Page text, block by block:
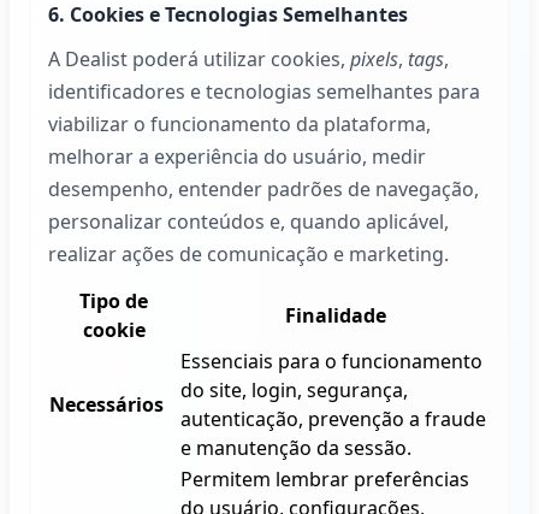
6. Cookies e Tecnologias Semelhantes
A Dealist poderá utilizar cookies, pixels, tags,
identificadores e tecnologias semelhantes para
viabilizar o funcionamento da plataforma,
melhorar a experiência do usuário, medir
desempenho, entender padrões de navegação,
personalizar conteúdos e, quando aplicável,
realizar ações de comunicação e marketing.
Tipo de
cookie
Finalidade
Necessários
Essenciais para o funcionamento
do site, login, segurança,
autenticação, prevenção a fraude
e manutenção da sessão.
Permitem lembrar preferências
do usuário, configurações,